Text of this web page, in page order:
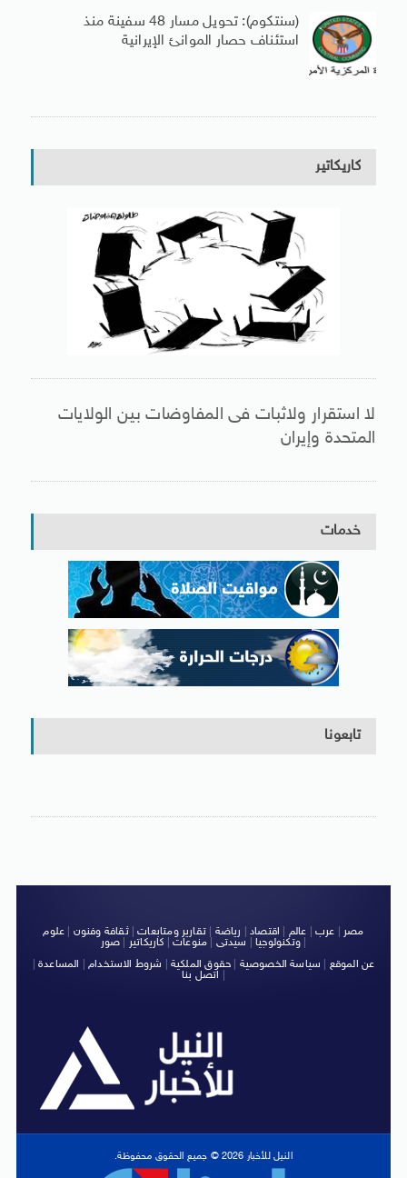
(سنتكوم): تحويل مسار 48 سفينة منذ
استئناف حصار الموانئ الإيرانية
كاريكاتير
لا استقرار ولاثبات فى المفاوضات بين الولايات
المتحدة وإيران
خدمات
تابعونا
مصر عرب عالم اقتصاد رياضة |تقارير ومتابعات|ثقافة وفنون
علوم
وتكنولوجيا| سيدتى منوعات كاريكاتير صور
|
عن الموقع
سياسة الخصوصية حقوق الملكية شروط الاستخدام| المساعدة|
اتصل بنا
النيل للأخبار 2026 © جميع الحقوق محفوظة.